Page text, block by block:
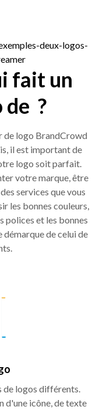
fait un
de ?
de logo BrandCrowd
il est important de
logo soit parfait.
votre marque, être
services que vous
les bonnes couleurs,
polices et les bonnes
de celui de
de logos différents.
d'une icône, de texte